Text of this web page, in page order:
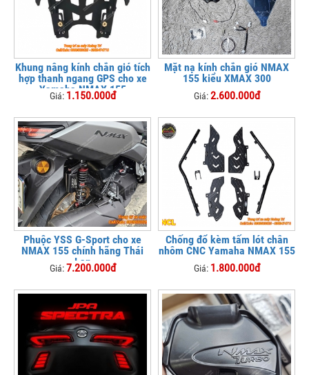
Khung nâng kính chắn gió tích
hợp thanh ngang GPS cho xe
Yamaha NMAX 155
Giá: 1.150.000đ
Mặt nạ kính chắn gió NMAX
155 kiểu XMAX 300
Giá:2.600.000đ
Phuộc YSS G-Sport cho xe
NMAX 155 chính hãng Thái
Lan
Giá:7.200.000đ
Chống đổ kèm tấm lót chân
nhôm CNC Yamaha NMAX 155
Giá: 1.800.000đ